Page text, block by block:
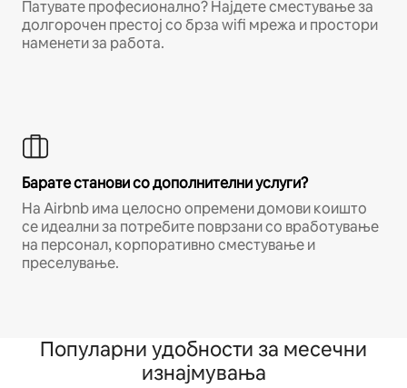
Патувате професионално? Најдете сместување за
долгорочен престој со брза wifi мрежа и простори
наменети за работа.
Барате станови со дополнителни услуги?
На Airbnb има целосно опремени домови коишто
се идеални за потребите поврзани со вработување
на персонал, корпоративно сместување и
преселување.
Популарни удобности за месечни
изнајмувања